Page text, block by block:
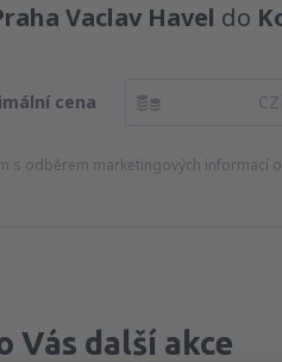
Vaclav Havel do
cena
s odběrem marketingových informací
Vás další akce